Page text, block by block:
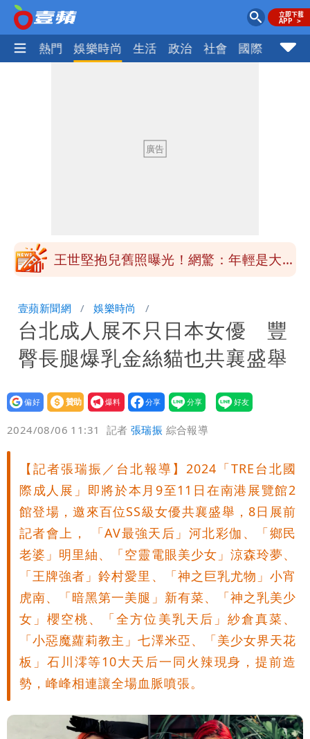
焦點 熱門 娛樂時尚 生活 政治 社會 國際 財經
姜厚任小24歲女友「舊身分」曝光！昔
戰網友：台灣人靠我活下來
王世堅抱兒舊照曝光！網驚：年輕是大帥
姜厚任小24歲女友「舊身分」曝光！昔
交往3個月閃嫁農業處科長
壹蘋新聞網 娛樂時尚
台北成人展不只日本女優 豐
臀長腿爆乳金絲貓也共襄盛舉
設為
贊助
我要
爆料
2024/08/06 11:31 記者張瑞振 綜合報導
【記者張瑞振／台北報導】2024「TRE台北國
際成人展」即將於本月9至11日在南港展覽館2
館登場，邀來百位SS級女優共襄盛舉，8日展前
記者會上， 「AV最強天后」河北彩伽、「鄉民
老婆」明里紬、「空靈電眼美少女」涼森玲夢、
「王牌強者」鈴村愛里、「神之巨乳尤物」小宵
虎南、「暗黑第一美腿」新有菜、「神之乳美少
女」櫻空桃、「全方位美乳天后」紗倉真菜、
「小惡魔蘿莉教主」七澤米亞、「美少女界天花
板」石川澪等10大天后一同火辣現身，提前造
勢，峰峰相連讓全場血脈噴張。